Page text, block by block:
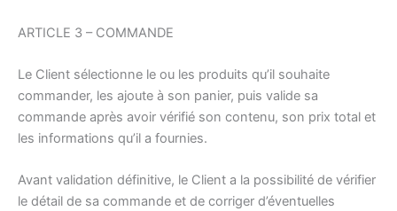
ARTICLE 3 – COMMANDE
Le Client sélectionne le ou les produits qu’il souhaite
commander, les ajoute à son panier, puis valide sa
commande après avoir vérifié son contenu, son prix total et
les informations qu’il a fournies.
Avant validation définitive, le Client a la possibilité de vérifier
le détail de sa commande et de corriger d’éventuelles